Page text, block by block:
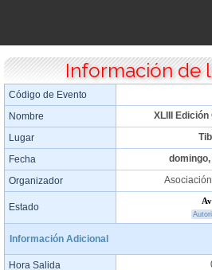
Información de
Código de Evento
Nombre
XLIII
Lugar
Fecha
Organizador
Estado
Información Adicional
Hora Salida